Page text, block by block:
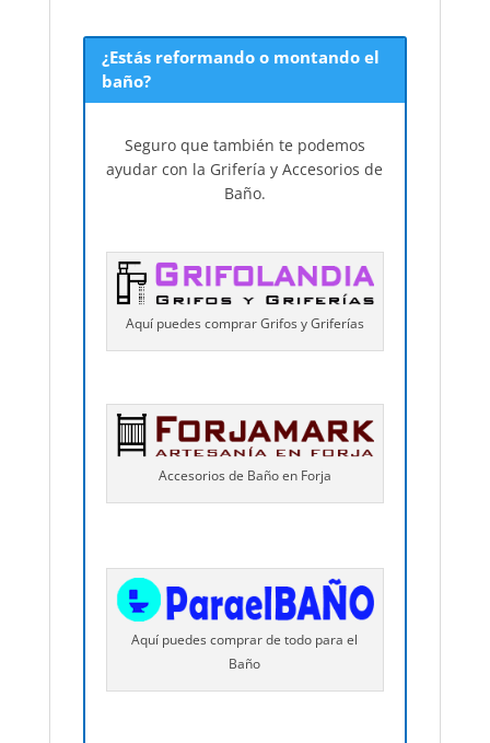
¿Estás reformando o montando el
baño?
Seguro que también te podemos
ayudar con la Grifería y Accesorios de
Baño.
Aquí puedes comprar Grifos y Griferías
Accesorios de Baño en Forja
Aquí puedes comprar de todo para el
Baño